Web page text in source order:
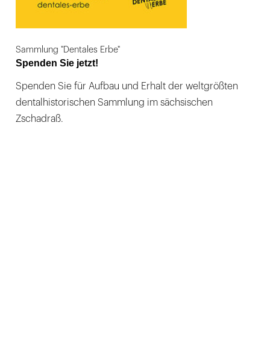
Sammlung "Dentales Erbe"
Spenden Sie jetzt!
Spenden Sie für Aufbau und Erhalt der weltgrößten
dentalhistorischen Sammlung im sächsischen
Zschadraß.